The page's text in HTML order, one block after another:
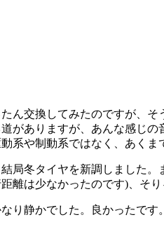
ん交換してみたのですが、そ
がありますが、あんな感じ
系や制動系ではなく、あくま
局冬タイヤを新調しました。
離は少なかったのです)、そ
り静かでした。良かったです。